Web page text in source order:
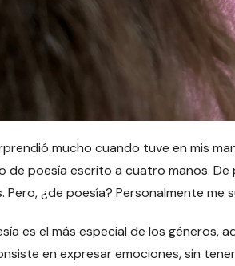
mucho cuando tuve en mis
de poesía escrito a cuatro manos.
Pero, ¿de poesía? Personalmente me
es el más especial de los géneros,
en expresar emociones, sin